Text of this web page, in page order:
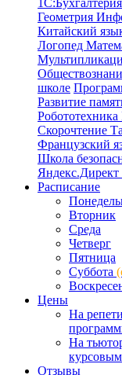
1С:Бухгалтерия
Геометрия
Китайский
Логопед
школе
Развитие
Робототехника
Скорочтение
Французский
Школа
Яндекс.Директ
Расписание
Вторник
Среда
Четверг
Пятница
Суббота
Цены
На
На
курсовым
Отзывы